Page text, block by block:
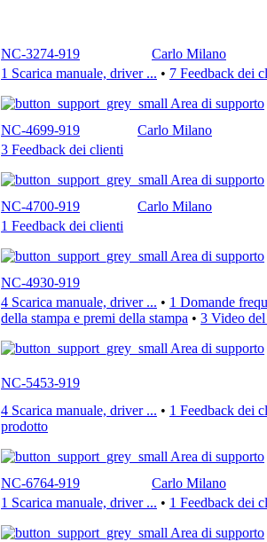
NC-3274-919
Carlo Milano
1 Scarica manuale, driver ... • 7 Feedback dei
Area di supporto
NC-4699-919
Carlo Milano
3 Feedback dei clienti
Area di supporto
NC-4700-919
Carlo Milano
1 Feedback dei clienti
Area di supporto
NC-4930-919
4 Scarica manuale, driver ... • 1 Domande
della stampa e premi della stampa • 3 Video
Area di supporto
NC-5453-919
4 Scarica manuale, driver ... • 1 Feedback dei
prodotto
Area di supporto
NC-6764-919
Carlo Milano
1 Scarica manuale, driver ... • 1 Feedback dei
Area di supporto